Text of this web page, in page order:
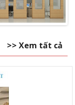
>> Xem tất cả